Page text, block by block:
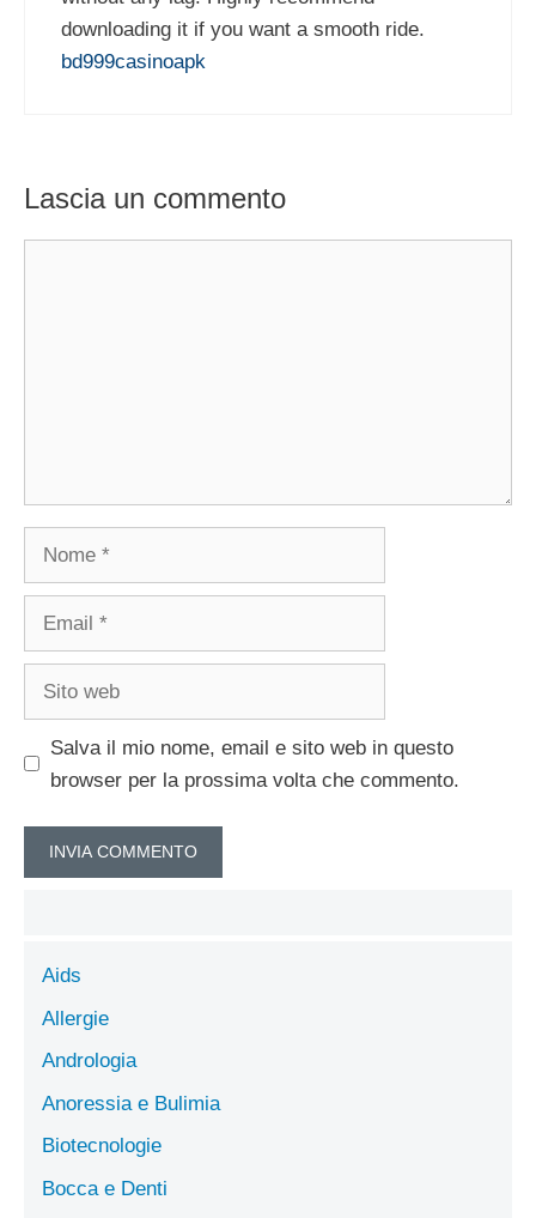
downloading it if you want a smooth ride.
bd999casinoapk
Lascia un commento
Salva il mio nome, email e sito web in questo
browser per la prossima volta che commento.
Aids
Allergie
Andrologia
Anoressia e Bulimia
Biotecnologie
Bocca e Denti